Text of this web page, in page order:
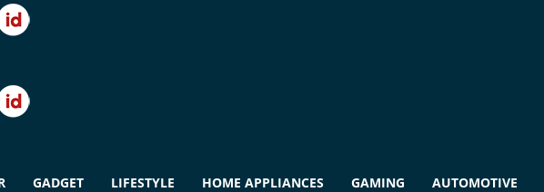
GADGET LIFESTYLE HOME APPLIANCES GAMING AUTOMOTIVE